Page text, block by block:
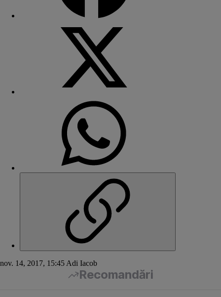
nov. 14, 2017, 15:45 Adi Iacob
Recomandări